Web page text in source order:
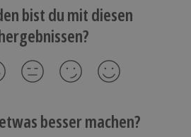
bist du mit diesen
besser machen?